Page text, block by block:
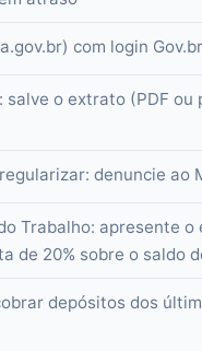
com login
salve o extrato (PDF
denuncie
Trabalho: apresente
de 20% sobre o saldo
depósitos dos